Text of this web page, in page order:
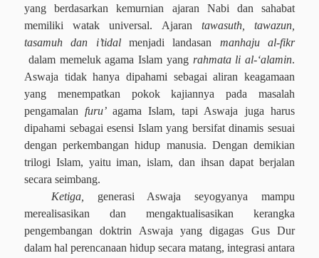
yang berdasarkan kemurnian ajaran Nabi dan sahabat
memiliki watak universal. Ajaran tawasuth, tawazun,
tasamuh dan i’tidalmenjadi landasan manhaju al-fikr
dalam memeluk agama Islam yang rahmata li al-‘alamin.
Aswaja tidak hanya dipahami sebagai aliran keagamaan
yang menempatkan pokok kajiannya pada masalah
pengamalanfuru’ agama Islam, tapi Aswaja juga harus
dipahami sebagai esensi Islam yang bersifat dinamis sesuai
dengan perkembangan hidup manusia. Dengan demikian
trilogi Islam, yaitu iman, islam, dan ihsan dapat berjalan
secara seimbang.
Ketiga,
generasi Aswaja seyogyanya mampu
merealisasikan dan mengaktualisasikan kerangka
pengembangan doktrin Aswaja yang digagas Gus Dur
dalam hal perencanaan hidup secara matang, integrasi antara